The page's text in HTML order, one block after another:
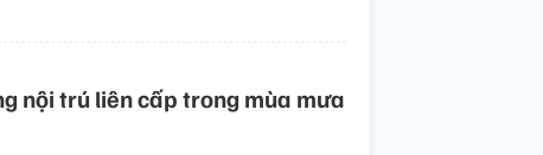
nội trú liên cấp trong mùa mưa